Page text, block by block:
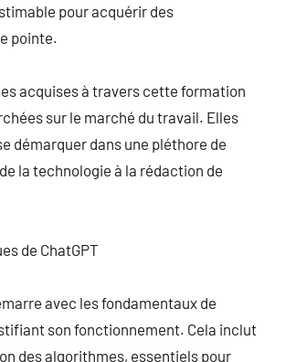
pour acquérir des
pointe.
acquises à travers cette formation
sur le marché du travail. Elles
démarquer dans une pléthore de
la technologie à la rédaction de
de ChatGPT
avec les fondamentaux de
son fonctionnement. Cela inclut
des algorithmes, essentiels pour